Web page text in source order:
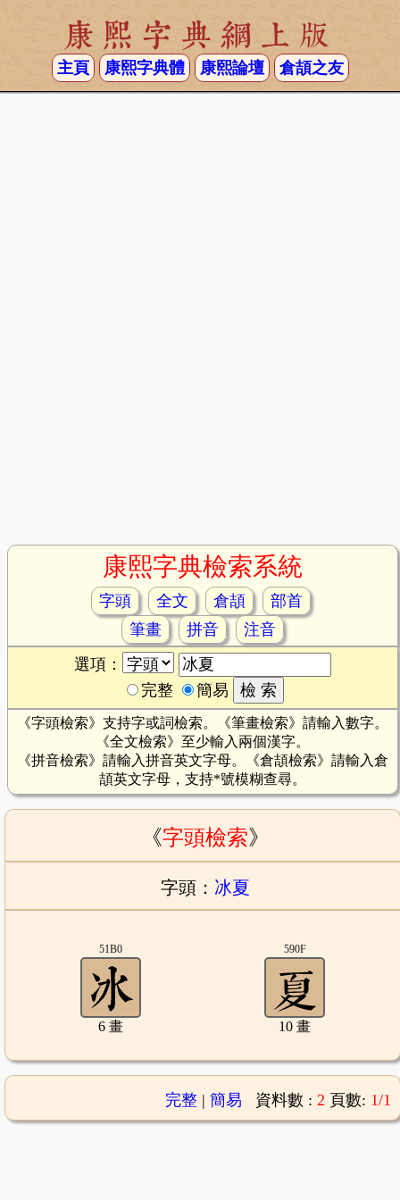
康熙字典網上版
主頁 康熙字典體 康熙論壇 倉頡之友
康熙字典檢索系統
字頭 全文 倉頡
部首
筆畫
拼音
注音
選項：
完整
簡易
《字頭檢索》支持字或詞檢索。《筆畫檢索》請輸入數字。
《全文檢索》至少輸入兩個漢字。
《拼音檢索》請輸入拼音英文字母。《倉頡檢索》請輸入倉
頡英文字母，支持*號模糊查尋。
《字頭檢索》
字頭： 冰夏
51B0
6 畫
590F
10 畫
完整| 簡易 資料數 : 2 頁數: 1/1